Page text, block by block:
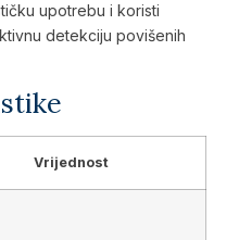
upotrebu i koristi
detekciju povišenih
Vrijednost